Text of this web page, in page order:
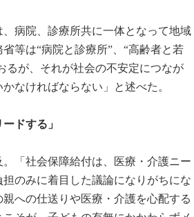
病院、診療所共に一体となって地域
等は“病院と診療所”、“高齢者と若
るが、それが社会の不安定につなが
なければならない」と述べた。
ドする」
「社会保障給付は、医療・介護ニー
のみに着目した議論になりがちにな
への仕送りや医療・介護を心配する